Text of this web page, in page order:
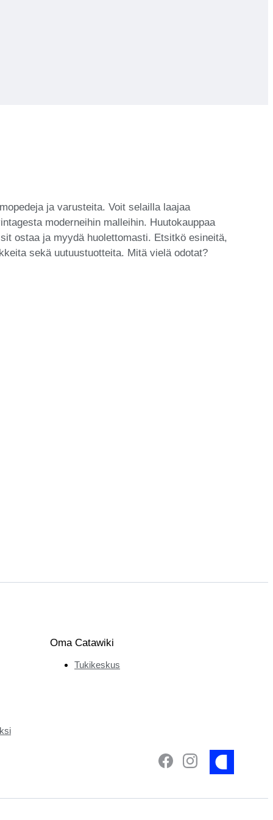
ja varusteita. Voit selailla laajaa
moderneihin malleihin. Huutokauppaa
ostaa ja myydä huolettomasti. Etsitkö esineitä,
sekä uutuustuotteita. Mitä vielä odotat?
Oma Catawiki
Tukikeskus